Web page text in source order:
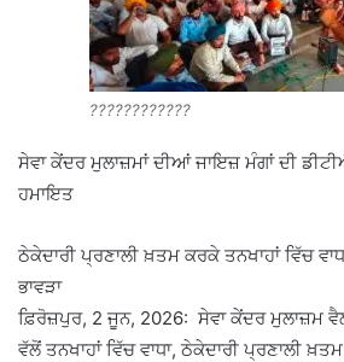
????????????
ਸੇਵਾ ਕੇਂਦਰ ਮੁਲਾਜ਼ਮਾਂ ਦੀਆਂ ਜਾਇਜ਼ ਮੰਗਾਂ ਦੀ
ਹਮਾਇਤ
ਠੇਕੇਦਾਰੀ ਪ੍ਰਣਾਲੀ ਖ਼ਤਮ ਕਰਕੇ ਤਨਖਾਹਾਂ ਵਿੱਚ
ਭਾਵੜਾ
ਫ਼ਿਰੋਜ਼ਪੁਰ, 2 ਜੂਨ, 2026: ਸੇਵਾ ਕੇਂਦਰ ਮੁਲਾਜ਼ਮ
ਵੱਲੋਂ ਤਨਖਾਹਾਂ ਵਿੱਚ ਵਾਧਾ, ਠੇਕੇਦਾਰੀ ਪ੍ਰਣਾਲੀ